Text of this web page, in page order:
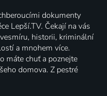
dokumenty
Lepší.TV. Čekají na vás
historii, kriminální
a mnohem více.
máte chuť a poznejte
domova. Z pestré